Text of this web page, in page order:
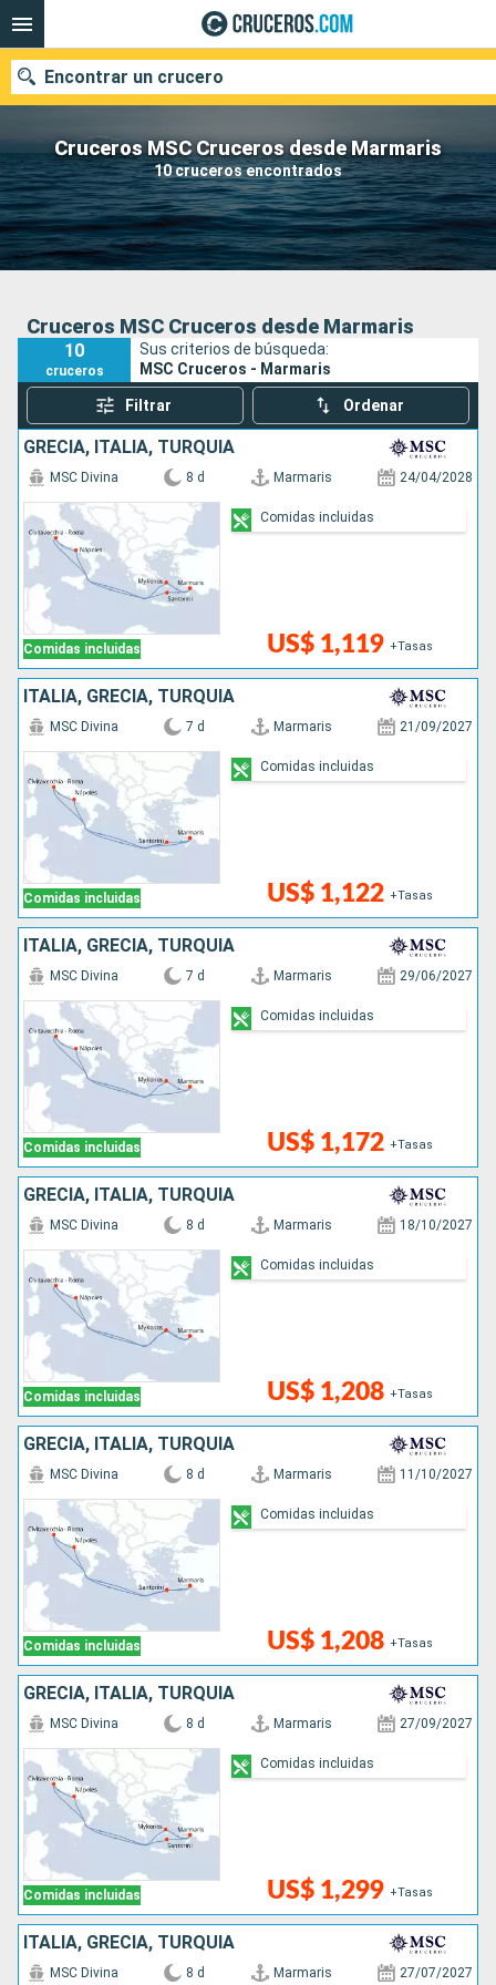
Cruceros MSC Cruceros desde Marmaris
10 cruceros encontrados
Encontrar un crucero
Nuestros destinos
Fecha de salida
Buscar
Cruceros MSC Cruceros desde Marmaris
10
cruceros
Sus criterios de búsqueda:
MSC Cruceros - Marmaris
Filtrar Ordenar
GRECIA, ITALIA, TURQUÍA
Comidas incluidas
MSC Divina 8 d Marmaris 24/04/2028
US$ 1,119 +Tasas
Comidas incluidas
ITALIA, GRECIA, TURQUÍA
Comidas incluidas
MSC Divina 7 d Marmaris 21/09/2027
US$ 1,122 +Tasas
Comidas incluidas
ITALIA, GRECIA, TURQUÍA
Comidas incluidas
MSC Divina 7 d Marmaris 29/06/2027
US$ 1,172 +Tasas
Comidas incluidas
GRECIA, ITALIA, TURQUÍA
Comidas incluidas
MSC Divina 8 d Marmaris 18/10/2027
US$ 1,208 +Tasas
Comidas incluidas
GRECIA, ITALIA, TURQUÍA
Comidas incluidas
MSC Divina 8 d Marmaris 11/10/2027
US$ 1,208 +Tasas
Comidas incluidas
GRECIA, ITALIA, TURQUÍA
Comidas incluidas
MSC Divina 8 d Marmaris 27/09/2027
US$ 1,299 +Tasas
Comidas incluidas
ITALIA, GRECIA, TURQUÍA
MSC Divina 8 d Marmaris 27/07/2027